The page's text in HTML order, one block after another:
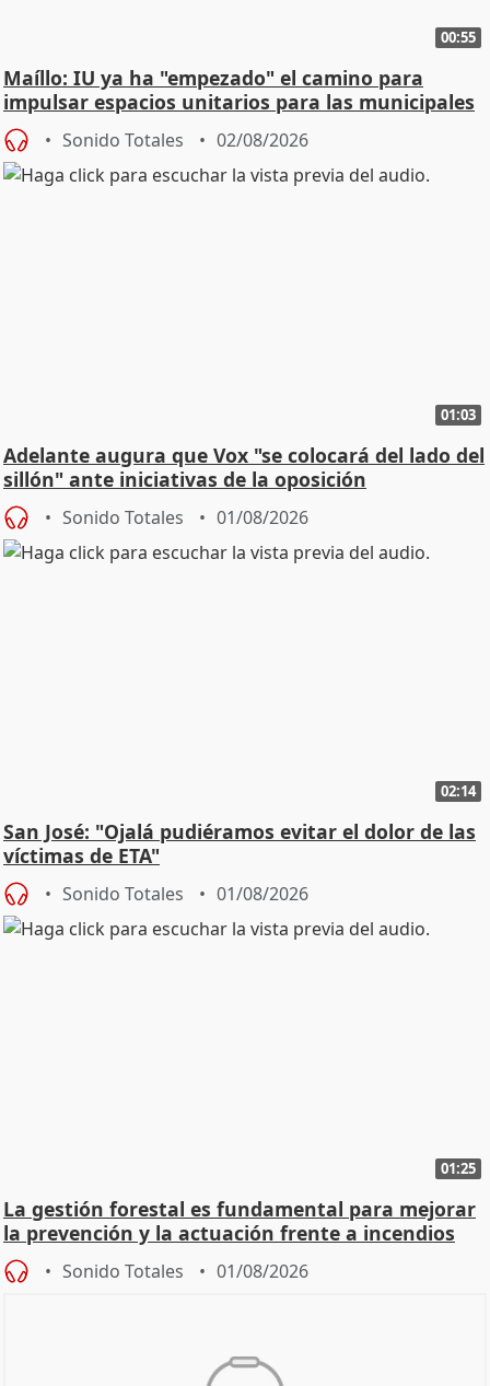
00:55
Maíllo: IU ya ha "empezado" el camino para
impulsar espacios unitarios para las municipales
Sonido Totales 02/08/2026
01:03
Adelante augura que Vox "se colocará del lado del
sillón" ante iniciativas de la oposición
Sonido Totales 01/08/2026
02:14
San José: "Ojalá pudiéramos evitar el dolor de las
víctimas de ETA"
Sonido Totales 01/08/2026
01:25
La gestión forestal es fundamental para mejorar
la prevención y la actuación frente a incendios
Sonido Totales 01/08/2026